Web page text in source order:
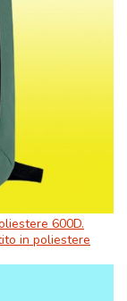
600D.
in poliestere